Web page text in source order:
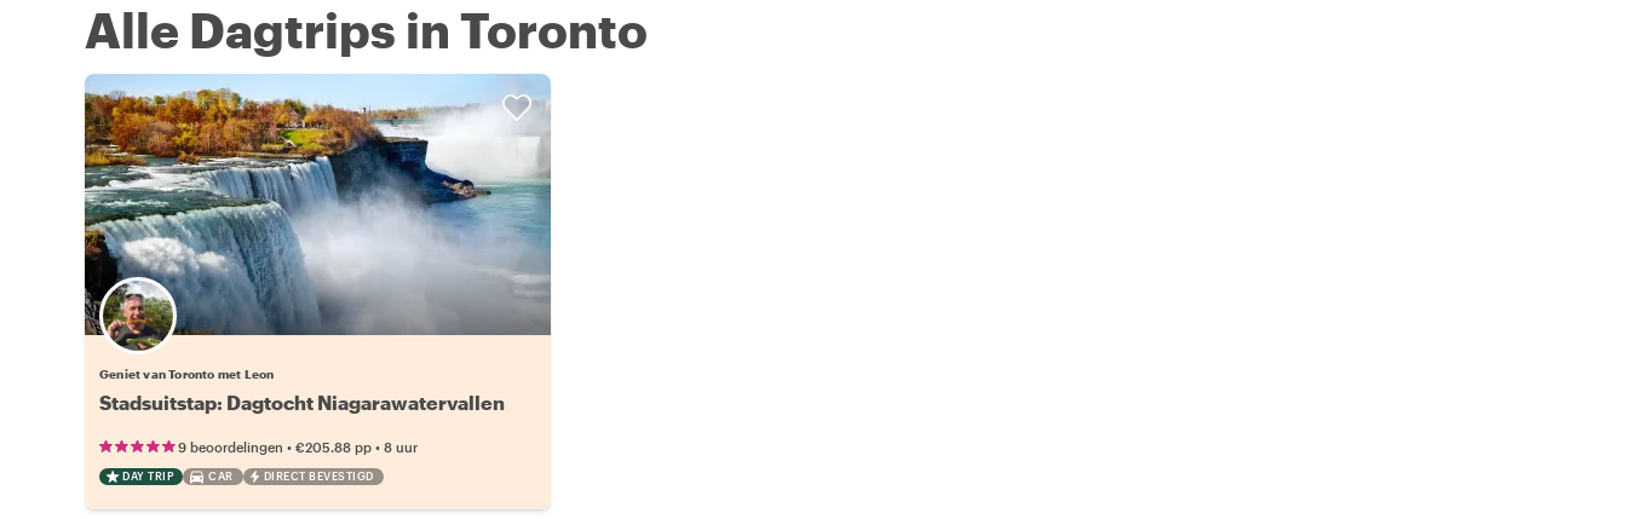
Alle Dagtrips in Toronto
Geniet van Toronto met Leon
Stadsuitstap: Dagtocht Niagarawatervallen
9 beoordelingen • €205.88 pp • 8 uur
DAY TRIP CAR DIRECT BEVESTIGD